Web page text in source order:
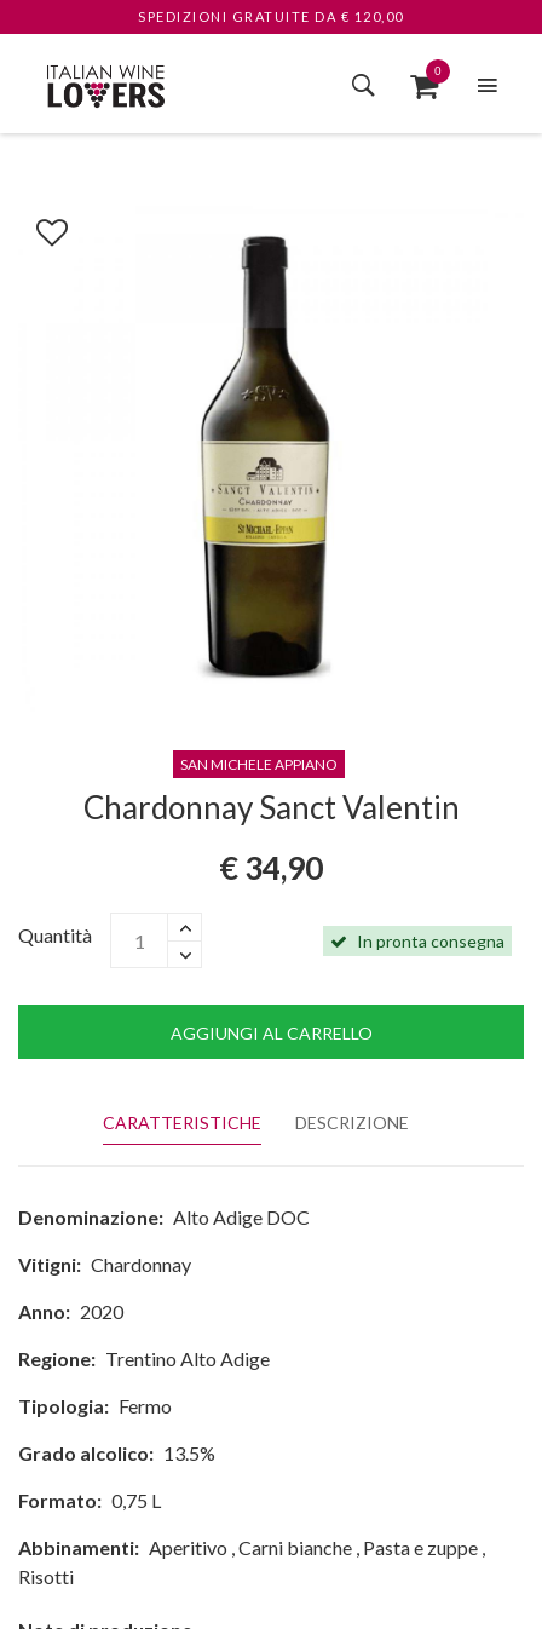
SPEDIZIONI GRATUITE DA € 120,00
0
SAN MICHELE APPIANO
Chardonnay Sanct Valentin
€ 34,90
Quantità In pronta consegna
AGGIUNGI AL CARRELLO
CARATTERISTICHE DESCRIZIONE
Denominazione: Alto Adige DOC
Vitigni: Chardonnay
Anno: 2020
Regione: Trentino Alto Adige
Tipologia: Fermo
Grado alcolico: 13.5%
Formato: 0,75 L
Abbinamenti: Aperitivo ,Carni bianche , Pasta e zuppe ,
Risotti